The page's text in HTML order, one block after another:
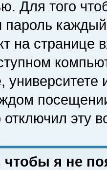
Для того
пароль
на
эту
чтобы я не